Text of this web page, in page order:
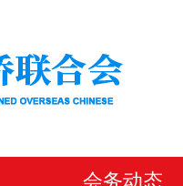
会务动态